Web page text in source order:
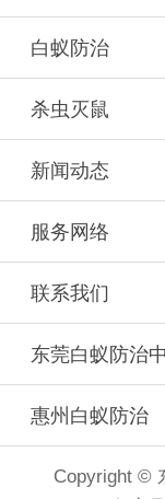
白蚁防治
杀虫灭鼠
新闻动态
服务网络
联系我们
东莞白蚁防治
惠州白蚁防治
Copyright ©